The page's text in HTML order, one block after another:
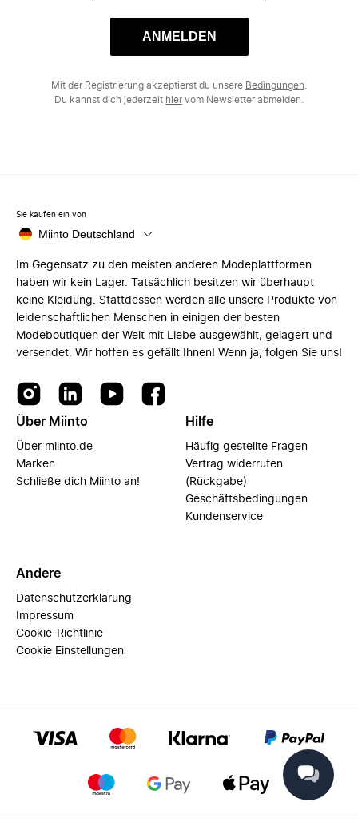
ANMELDEN
Mit der Registrierung akzeptierst du unsere Bedingungen
Du kannst dich jederzeit hiervom Newsletter abmelden.
Sie kaufen ein von
Miinto Deutschland
Im Gegensatz zu den meisten anderen Modeplattformen
haben wir kein Lager. Tatsächlich besitzen wir überhaupt
keine Kleidung. Stattdessen werden alle unsere Produkte von
leidenschaftlichen Menschen in einigen der besten
Modeboutiquen der Welt mit Liebe ausgewählt, gelagert und
versendet. Wir hoffen es gefällt Ihnen! Wenn ja, folgen Sie uns!
Über Miinto
Über miinto.de
Marken
Schließe dich Miinto an!
Hilfe
Häufig gestellte Fragen
Vertrag widerrufen
(Rückgabe)
Geschäftsbedingungen
Kundenservice
Andere
Datenschutzerklärung
Impressum
Cookie-Richtlinie
Cookie Einstellungen